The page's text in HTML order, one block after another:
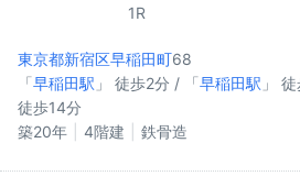
1R
東京都新宿区早稲田町68
「早稲田駅 」 徒歩2分 / 「早稲田駅 」
徒歩14分
築20年
4階建 鉄骨造